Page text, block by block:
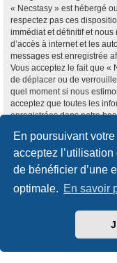
En poursuivant
acceptez
de bénéficier d’une
optimale. En savoir
« Necstasy » est hébergé
respectez pas ces
immédiat et définitif et nous
d’accès à internet et les
messages est enregistrée
Vous acceptez le fait que «
de déplacer ou de
quel moment si nous
acceptez que toutes les
enregistrées dans notre
« Necstasy », ni phpBB,
de tentative de piratage
Nous contacter
2017
Conditions